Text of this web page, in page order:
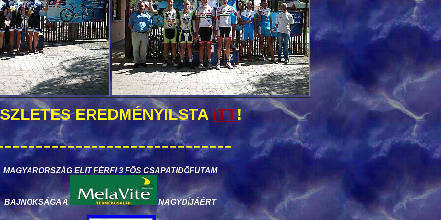
EREDMÉNYILSTA ITT!
MAGYARORSZÁG ELIT FÉRFI 3 FÕS CSAPATIDÕFUTAM
BAJNOKSÁGA A NAGYDÍJÁÉRT